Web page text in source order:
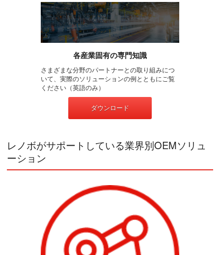
各産業固有の専門知識
さまざまな分野のパートナーとの取り組みにつ
いて、実際のソリューションの例とともにご覧
ください（英語のみ）
ダウンロード
レノボがサポートしている業界別OEMソリュ
ーション